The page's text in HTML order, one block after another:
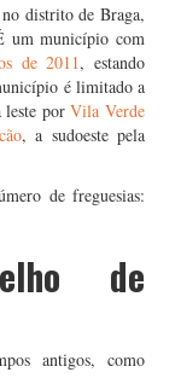
distrito de Braga,
um município com
de 2011, estando
é limitado a
leste porVila Verde
, a sudoeste pela
de freguesias:
de
antigos, como